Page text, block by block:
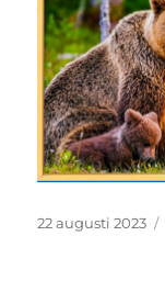
Publicerat
22 augusti 2023